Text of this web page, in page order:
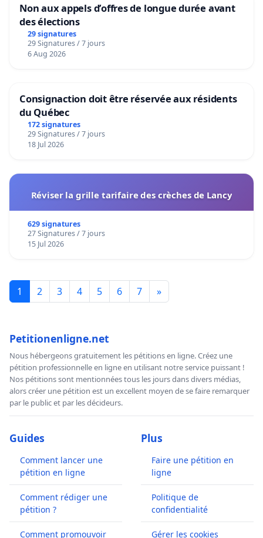
Non aux appels d’offres de longue durée avant
des élections
29 signatures
29 Signatures / 7 jours
6 Aug 2026
Consignaction doit être réservée aux résidents
du Québec
172 signatures
29 Signatures / 7 jours
18 Jul 2026
Réviser la grille tarifaire des crèches de Lancy
629 signatures
27 Signatures / 7 jours
15 Jul 2026
1 2 3 4 5 6 7 »
Petitionenligne.net
Nous hébergeons gratuitement les pétitions en ligne. Créez une
pétition professionnelle en ligne en utilisant notre service puissant !
Nos pétitions sont mentionnées tous les jours dans divers médias,
alors créer une pétition est un excellent moyen de se faire remarquer
par le public et par les décideurs.
Guides
Comment lancer une
pétition en ligne
Comment rédiger une
pétition ?
Comment promouvoir
Plus
Faire une pétition en
ligne
Politique de
confidentialité
Gérer les cookies